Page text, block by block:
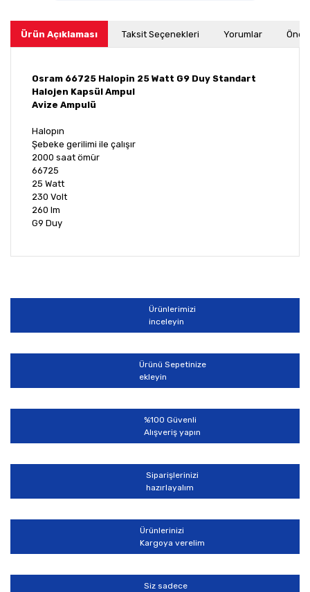
Ürün Açıklaması Taksit Seçenekleri Yorumlar
Osram 66725 Halopin 25 Watt G9 Duy Standart
Halojen Kapsül Ampul
Avize Ampulü
Halopın
Şebeke gerilimi ile çalışır
2000 saat ömür
66725
25 Watt
230 Volt
260 lm
G9 Duy
Yorum Yaz
Bu ürünün fiyat bilgisi, resim, ürün açıklamalarında ve
Görüş ve önerileriniz için teşekkür ederiz.
Ürün resmi kalitesiz, bozuk veya görüntülenemiyor.
Ürün açıklamasında eksik bilgiler bulunuyor.
Ürün bilgilerinde hatalar bulunuyor.
Ürün fiyatı diğer sitelerden daha pahalı.
Bu ürüne benzer farklı alternatifler olmalı.
Gönder
Ürünlerimizi
inceleyin
Ürünü Sepetinize
ekleyin
%100 Güvenli
Alışveriş yapın
Siparişlerinizi
hazırlayalım
Ürünlerinizi
Kargoya verelim
Siz sadece